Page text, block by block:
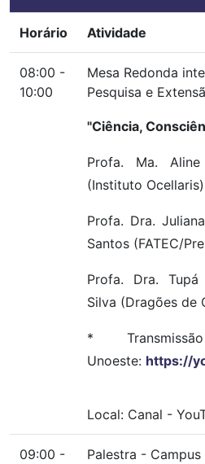
Horário Atividade
08:00 -
10:00
Mesa Redonda
Pesquisa e
"Ciência,
Profa. Ma.
(Instituto Ocellaris)
Profa. Dra.
Santos (FATEC/
Profa. Dra. Tupá
Silva (Dragões de
*
Unoeste: https://
Local: Canal -
09:00 -
Palestra - Campus